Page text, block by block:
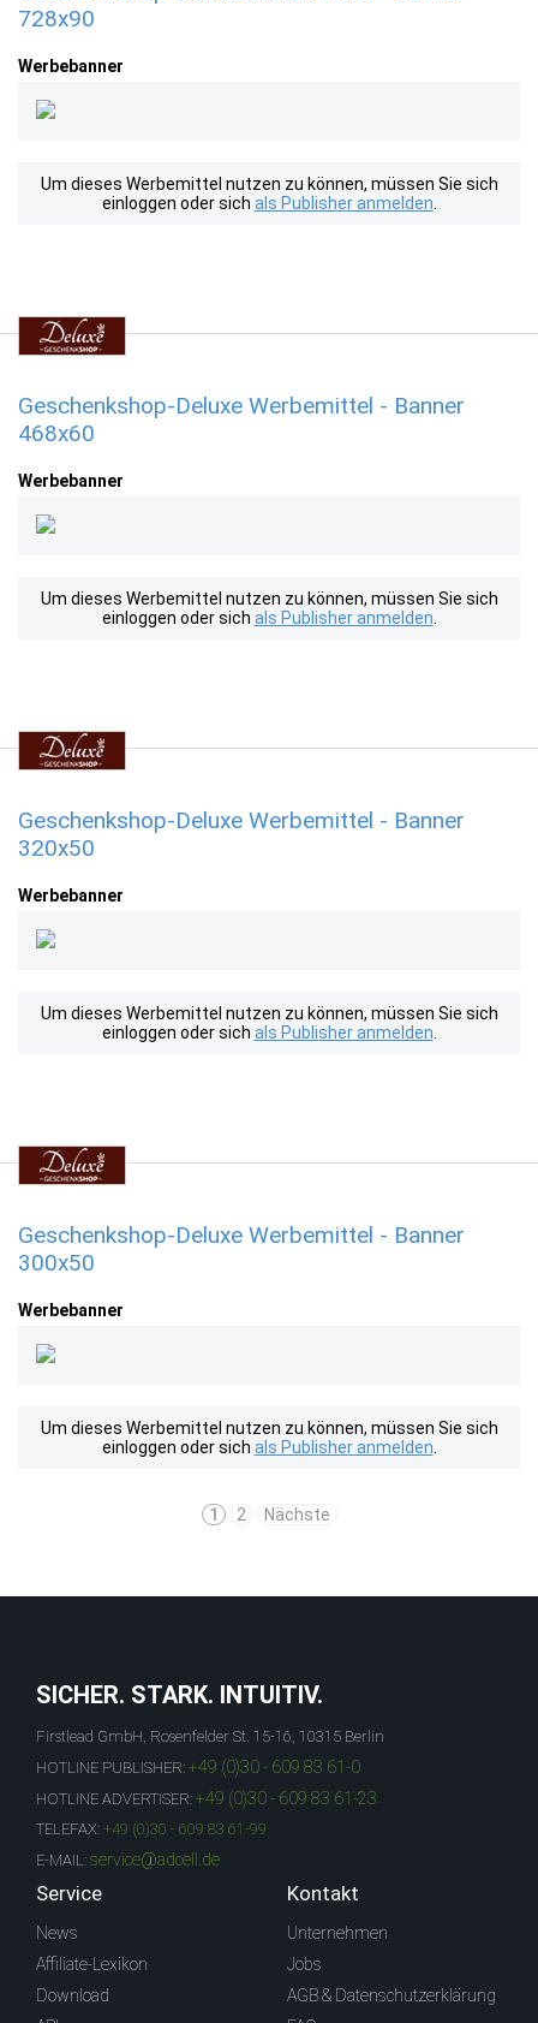
728x90
Werbebanner
Um dieses Werbemittel nutzen zu können, müssen Sie sich
einloggen oder sich als Publisher anmelden
Geschenkshop-Deluxe Werbemittel - Banner
468x60
Werbebanner
Um dieses Werbemittel nutzen zu können, müssen Sie sich
einloggen oder sich als Publisher anmelden
Geschenkshop-Deluxe Werbemittel - Banner
320x50
Werbebanner
Um dieses Werbemittel nutzen zu können, müssen Sie sich
einloggen oder sich als Publisher anmelden
Geschenkshop-Deluxe Werbemittel - Banner
300x50
Werbebanner
Um dieses Werbemittel nutzen zu können, müssen Sie sich
einloggen oder sich als Publisher anmelden
1 2 Nächste
SICHER. STARK. INTUITIV.
Firstlead GmbH, Rosenfelder St. 15-16, 10315 Berlin
HOTLINE PUBLISHER: +49 (0)30 - 609 83 61-0
HOTLINE ADVERTISER: +49 (0)30 - 609 83 61-23
TELEFAX: +49 (0)30 - 609 83 61-99
E-MAIL: service@adcell.de
Service
News
Affiliate-Lexikon
Download
Kontakt
Unternehmen
Jobs
AGB & Datenschutzerklärung